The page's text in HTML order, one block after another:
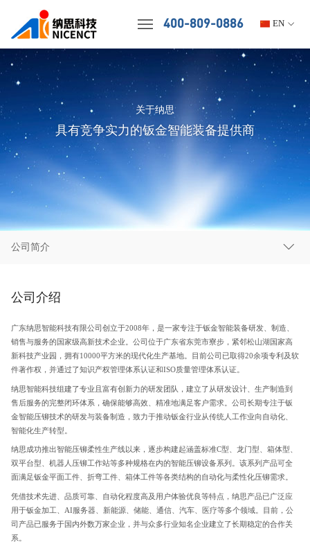
400-809-0886 EN
关于纳思
具有竞争实力的钣金智能装备提供商
公司简介
公司介绍
广东纳思智能科技有限公司创立于2008年，是一家专注于钣金智能装备研发、制造、
销售与服务的国家级高新技术企业。公司位于广东省东莞市寮步，紧邻松山湖国家高
新科技产业园，拥有10000平方米的现代化生产基地。目前公司已取得20余项专利及软
件著作权，并通过了知识产权管理体系认证和ISO质量管理体系认证。
纳思智能科技组建了专业且富有创新力的研发团队，建立了从研发设计、生产制造到
售后服务的完整闭环体系，确保能够高效、精准地满足客户需求。公司长期专注于钣
金智能压铆技术的研发与装备制造，致力于推动钣金行业从传统人工作业向自动化、
智能化生产转型。
纳思成功推出智能压铆柔性生产线以来，逐步构建起涵盖标准C型、龙门型、箱体型、
双平台型、机器人压铆工作站等多种规格在内的智能压铆设备系列。该系列产品可全
面满足钣金平面工件、折弯工件、箱体工件等各类结构的自动化与柔性化压铆需求。
凭借技术先进、品质可靠、自动化程度高及用户体验优良等特点，纳思产品已广泛应
用于钣金加工、AI服务器、新能源、储能、通信、汽车、医疗等多个领域。目前，公
司产品已服务于国内外数万家企业，并与众多行业知名企业建立了长期稳定的合作关
系。
0
0
1
1
2
3
4
0
1
2
3
4
5
0
1
2
3
4
5
6
7
0
1
0
1
0
1
2